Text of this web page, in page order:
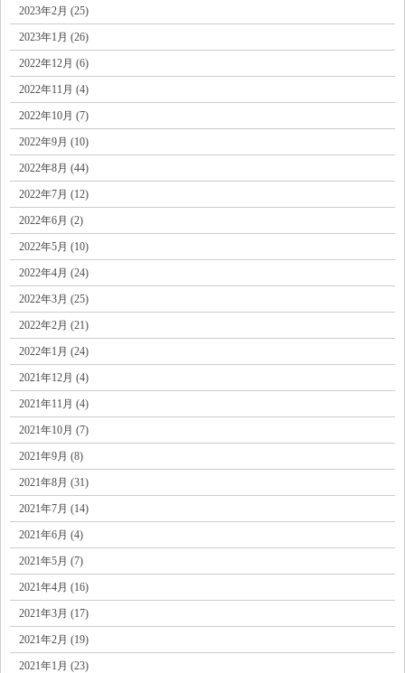
2023年2月 (25)
2023年1月 (26)
2022年12月 (6)
2022年11月 (4)
2022年10月 (7)
2022年9月 (10)
2022年8月 (44)
2022年7月 (12)
2022年6月 (2)
2022年5月 (10)
2022年4月 (24)
2022年3月 (25)
2022年2月 (21)
2022年1月 (24)
2021年12月 (4)
2021年11月 (4)
2021年10月 (7)
2021年9月 (8)
2021年8月 (31)
2021年7月 (14)
2021年6月 (4)
2021年5月 (7)
2021年4月 (16)
2021年3月 (17)
2021年2月 (19)
2021年1月 (23)